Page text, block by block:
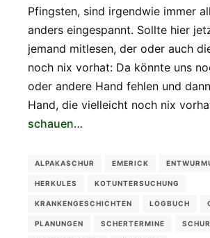
Pfingsten, sind irgendwie immer
anders eingespannt. Sollte hier
jemand mitlesen, der oder auch
noch nix vorhat: Da könnte uns
oder andere Hand fehlen und
Hand, die vielleicht noch nix
schauen…
ALPAKASCHUR EMERICK
HERKULES KOTUNTERSUCHUNG
KRANKENGESCHICHTEN LOGBUCH
PLANUNGEN SCHERTERMINE SCHUR